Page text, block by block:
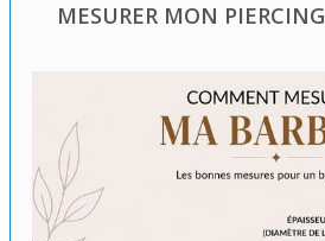
MESURER MON PIERCING